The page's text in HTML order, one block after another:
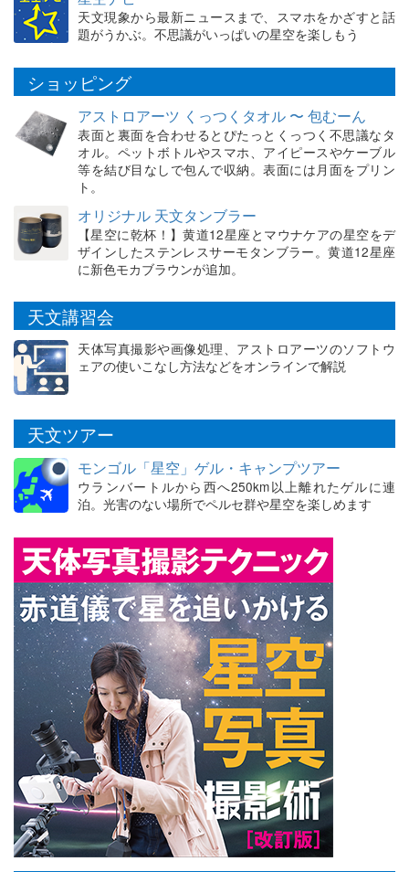
天文現象から最新ニュースまで、スマホをかざすと話
題がうかぶ。不思議がいっぱいの星空を楽しもう
ショッピング
アストロアーツ くっつくタオル 〜 包むーん
表面と裏面を合わせるとぴたっとくっつく不思議なタ
オル。ペットボトルやスマホ、アイピースやケーブル
等を結び目なしで包んで収納。表面には月面をプリン
ト。
オリジナル 天文タンブラー
【星空に乾杯！】黄道12星座とマウナケアの星空をデ
ザインしたステンレスサーモタンブラー。黄道12星座
に新色モカブラウンが追加。
天文講習会
天体写真撮影や画像処理、アストロアーツのソフトウ
ェアの使いこなし方法などをオンラインで解説
天文ツアー
モンゴル「星空」ゲル・キャンプツアー
ウランバートルから西へ250km以上離れたゲルに連
泊。光害のない場所でペルセ群や星空を楽しめます